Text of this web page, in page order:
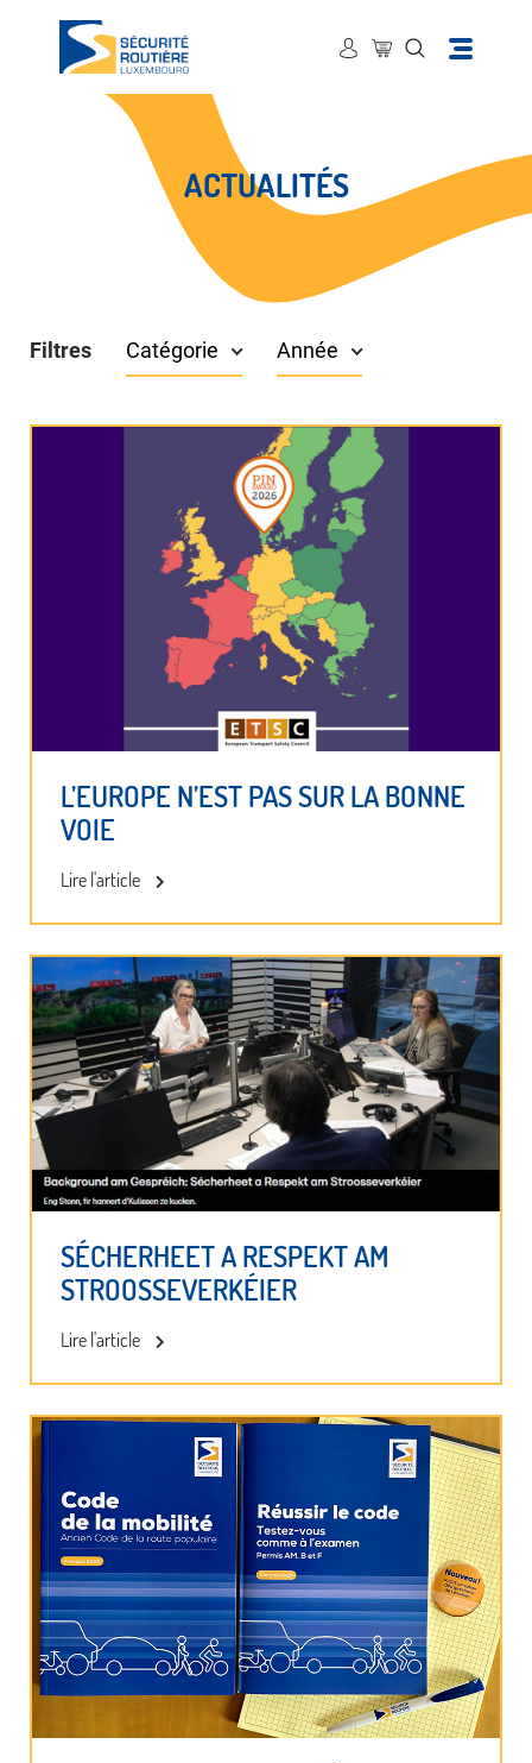
ACTUALITÉS
Filtres Catégorie Année
L’EUROPE N’EST PAS SUR LA BONNE
VOIE
Lire l'article
SÉCHERHEET A RESPEKT AM
STROOSSEVERKÉIER
Lire l'article